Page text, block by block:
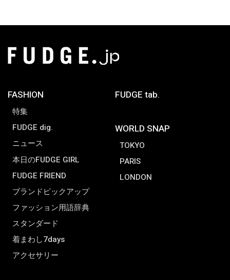
FASHION
特集
FUDGE dig.
ニュース
本日のFUDGE GIRL
FUDGE FRIEND
ブランドピックアップ
ファッション用語辞典
スタンダード
着まわし7days
アクセサリー
FUDGE tab.
WORLD SNAP
TOKYO
PARIS
LONDON